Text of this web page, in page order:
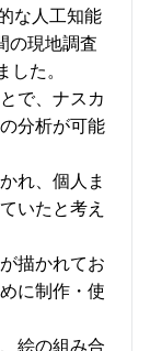
な人工知能
の現地調査
た。
で、ナスカ
分析が可能
れ、個人ま
いたと考え
描かれてお
に制作・使
絵の組み合